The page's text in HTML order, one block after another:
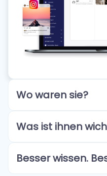
Wo waren sie?
Was ist ihnen
Besser wissen.